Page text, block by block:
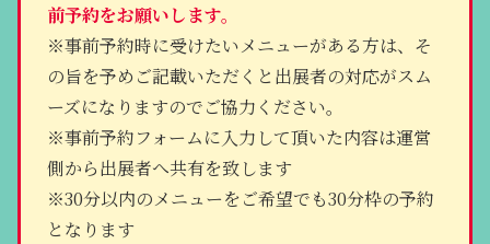
前予約をお願いします。
※事前予約時に受けたいメニューがある方は、そ
の旨を予めご記載いただくと出展者の対応がスム
ーズになりますのでご協力ください。
※事前予約フォームに入力して頂いた内容は運営
側から出展者へ共有を致します
※30分以内のメニューをご希望でも30分枠の予約
となります